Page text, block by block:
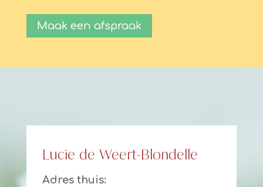
Maak een afspraak
Lucie de Weert-Blondelle
Adres thuis: